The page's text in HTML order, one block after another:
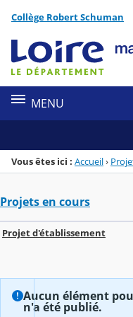
Menu de la rubrique
Contenu
Collège Robert Schuman
MENU
Vous êtes ici : Accueil›
Projets en cours
Projet d'établissement
Aucun élément
n'a été publié.